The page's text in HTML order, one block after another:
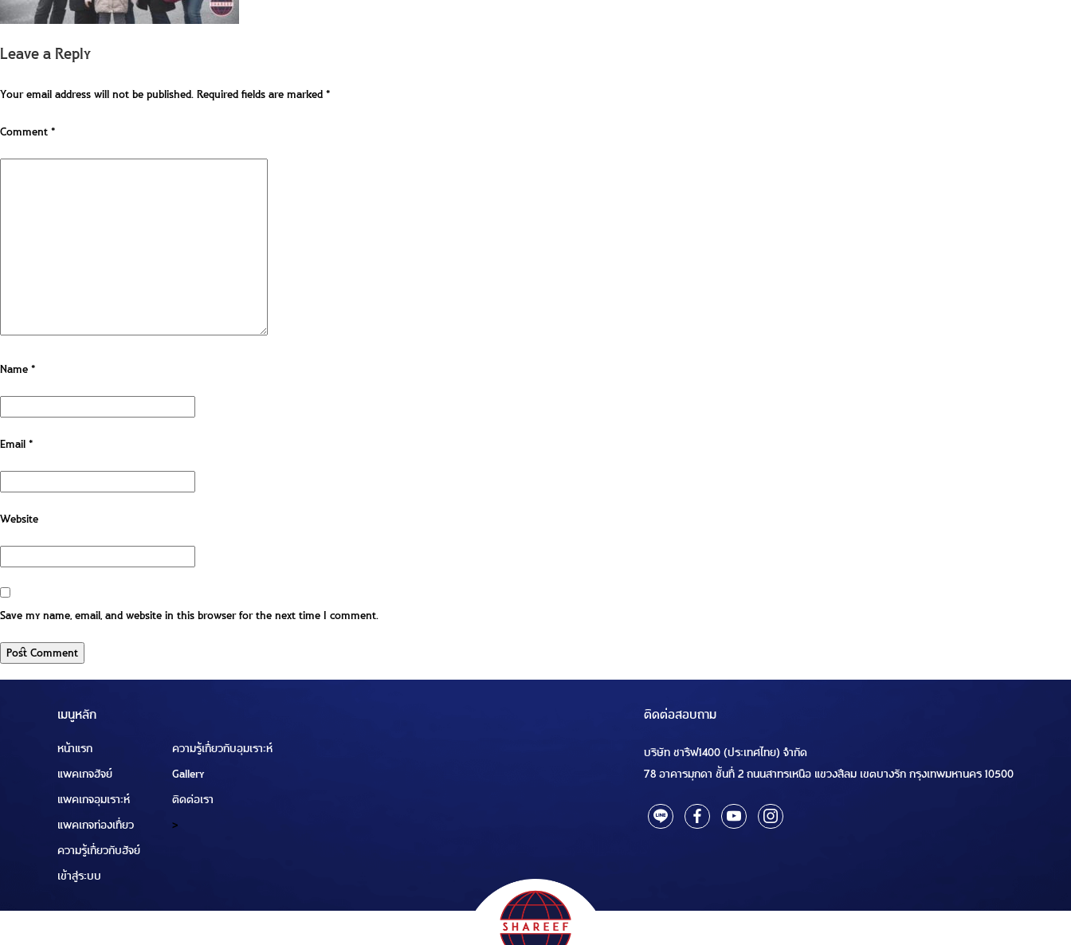
Leave a Reply
Your email address will not be published.Required fields are marked*
Comment*
Name*
Email*
Website
Save my name, email, and website in this browser for the next time I comment.
เมนูหลัก
หน้าแรก
แพคเกจฮัจย์
แพคเกจอุมเราะห์
แพคเกจท่องเที่ยว
ความรู้เกี่ยวกับฮัจย์
เข้าสู่ระบบ
ความรู้เกี่ยวกับอุมเราะห์
Gallery
ติดต่อเรา
>
ติดต่อสอบถาม
บริษัท ชารีฟ1400 (ประเทศไทย) จำกัด
78 อาคารมุกดา ชั้นที่ 2 ถนนสาทรเหนือ แขวงสีลม เขตบางรัก กรุงเทพมหานคร 10500